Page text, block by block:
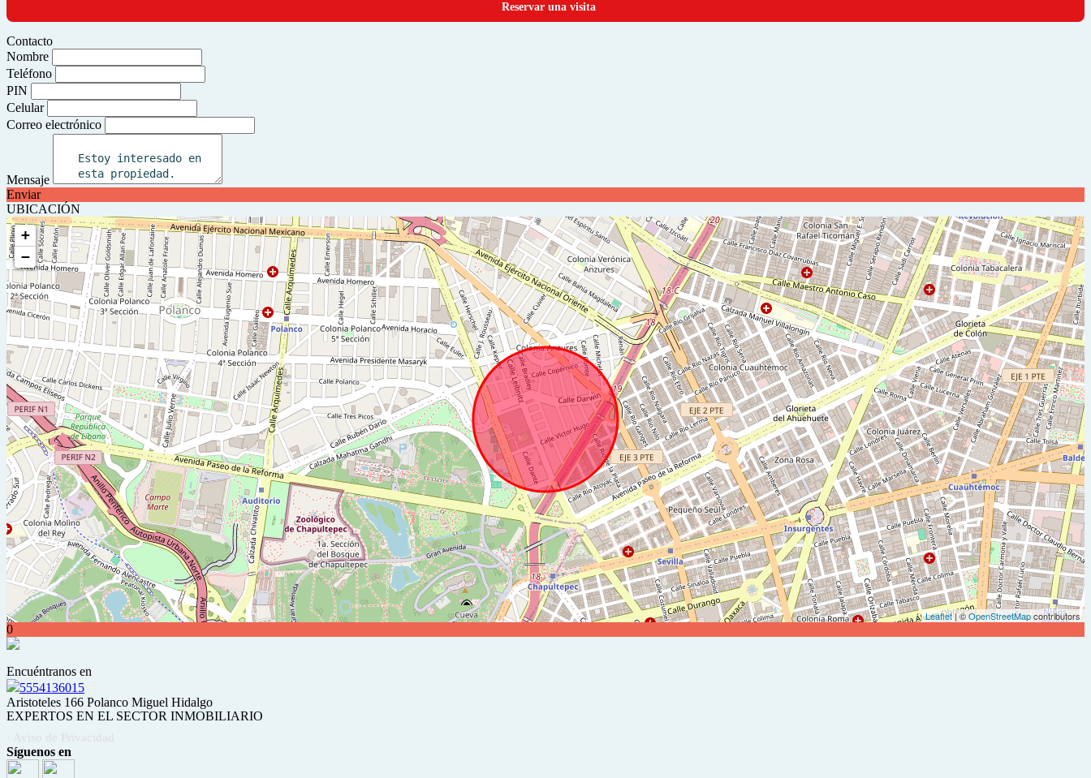
Reservar una visita
Contacto
Nombre
Teléfono
PIN
Celular
Correo electrónico
Mensaje
Enviar
UBICACIÓN
+
−
Leaflet| ©OpenStreetMapcontributors
0
Encuéntranos en
5554136015
Aristoteles 166 Polanco Miguel Hidalgo
EXPERTOS EN EL SECTOR INMOBILIARIO
· Aviso de Privacidad
Síguenos en